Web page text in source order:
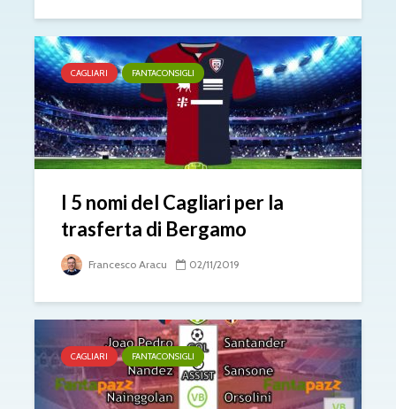
CAGLIARI FANTACONSIGLI
I 5 nomi del Cagliari per la
trasferta di Bergamo
Francesco Aracu 02/11/2019
CAGLIARI FANTACONSIGLI